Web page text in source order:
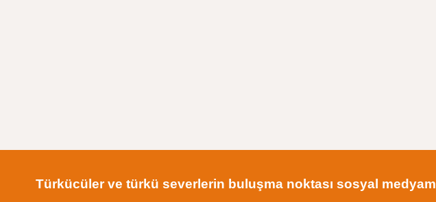
Türkücüler ve türkü severlerin buluşma noktası sosyal